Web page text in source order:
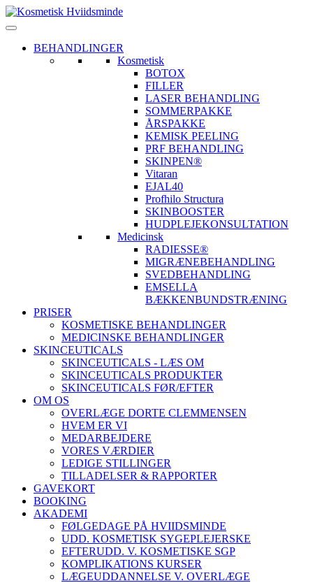
BEHANDLINGER
Kosmetisk
BOTOX
FILLER
LASER BEHANDLING
SOMMERPAKKE
ÅRSPAKKE
KEMISK PEELING
PRF BEHANDLING
SKINPEN®
Vitaran
EJAL40
Profhilo Structura
SKINBOOSTER
HUDPLEJEKONSULTATION
Medicinsk
RADIESSE®
MIGRÆNEBEHANDLING
SVEDBEHANDLING
EMSELLA
BÆKKENBUNDSTRÆNING
PRISER
KOSMETISKE BEHANDLINGER
MEDICINSKE BEHANDLINGER
SKINCEUTICALS
SKINCEUTICALS - LÆS OM
SKINCEUTICALS PRODUKTER
SKINCEUTICALS FØR/EFTER
OM OS
OVERLÆGE DORTE CLEMMENSEN
HVEM ER VI
MEDARBEJDERE
VORES VÆRDIER
LEDIGE STILLINGER
TILLADELSER & RAPPORTER
GAVEKORT
BOOKING
AKADEMI
FØLGEDAGE PÅ HVIIDSMINDE
UDD. KOSMETISK SYGEPLEJERSKE
EFTERUDD. V. KOSMETISKE SGP
KOMPLIKATIONS KURSER
LÆGEUDDANNELSE V. OVERLÆGE